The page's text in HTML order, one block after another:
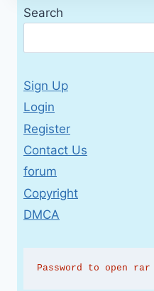
Search
Sign Up
Login
Register
Contact Us
forum
Copyright
DMCA
Password to open